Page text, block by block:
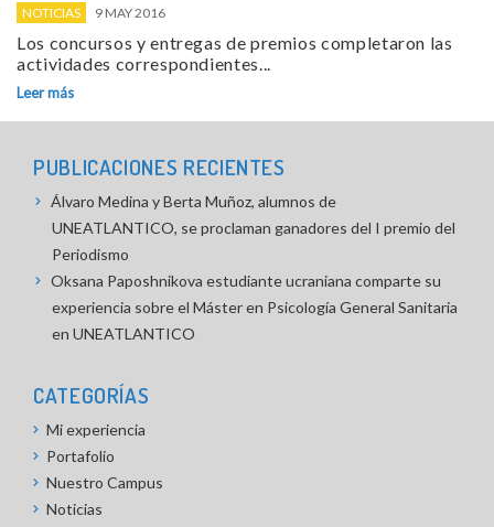
NOTICIAS 9 MAY 2016
Los concursos y entregas de premios completaron las
actividades correspondientes...
Leer más
PUBLICACIONES RECIENTES
Álvaro Medina y Berta Muñoz, alumnos de
UNEATLANTICO, se proclaman ganadores del I premio del
Periodismo
Oksana Paposhnikova estudiante ucraniana comparte su
experiencia sobre el Máster en Psicología General Sanitaria
en UNEATLANTICO
CATEGORÍAS
Mi experiencia
Portafolio
Nuestro Campus
Noticias